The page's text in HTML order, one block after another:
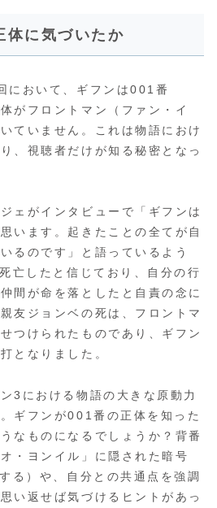
体に気づいたか
において、ギフンは001番
がフロントマン（ファン・イ
ていません。これは物語におけ
、視聴者だけが知る秘密となっ
ェがインタビューで「ギフンは
います。起きたことの全てが自
るのです」と語っているよう
亡したと信じており、自分の行
間が命を落としたと自責の念に
友ジョンベの死は、フロントマ
つけられたものであり、ギフン
となりました。
3における物語の大きな原動力
ギフンが001番の正体を知った
なものになるでしょうか？背番
・ヨンイル」に隠された暗号
る）や、自分との共通点を強調
い返せば気づけるヒントがあっ